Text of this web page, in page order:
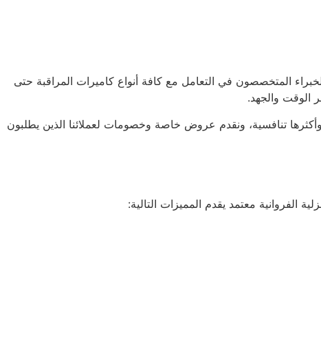
المتخصصون في التعامل مع كافة أنواع كاميرات المراقبة حتى
الوقت والجهد.
تنافسية، ونقدم عروض خاصة وخصومات لعملائنا الذين يطلبون
معتمد يقدم المميزات التالية: